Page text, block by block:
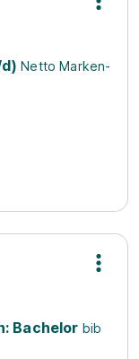
Netto Marken-
Bachelor bib